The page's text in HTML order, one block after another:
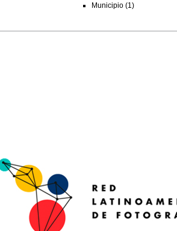
Municipio (1)